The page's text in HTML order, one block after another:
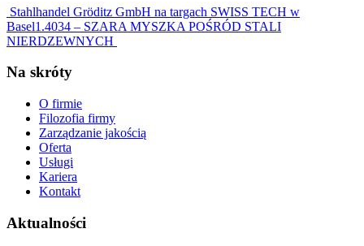
Stahlhandel Gröditz GmbH na targach SWISS TECH w
Basel1.4034 – SZARA MYSZKA POŚRÓD STALI
NIERDZEWNYCH
Na skróty
O firmie
Filozofia firmy
Zarządzanie jakością
Oferta
Usługi
Kariera
Kontakt
Aktualności